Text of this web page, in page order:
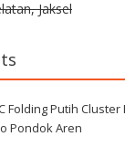
Jaksel
Folding Putih Cluster
Pondok Aren